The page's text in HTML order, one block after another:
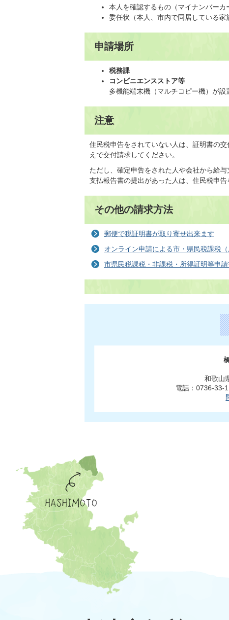
本人を確認するもの（マイナンバーカ
委任状（本人、市内で同居している家
申請場所
税務課
コンビニエンスストア等
多機能端末機（マルチコピー機）が設
注意
住民税申告をされていない人は、証明書の
えで交付請求してください。
ただし、確定申告をされた人や会社から給
支払報告書の提出があった人は、住民税申告
その他の請求方法
郵便で税証明書が取り寄せ出来ます
オンライン申請による市・県民税課税
市県民税課税・非課税・所得証明等申請
和歌山
電話：0736-33-